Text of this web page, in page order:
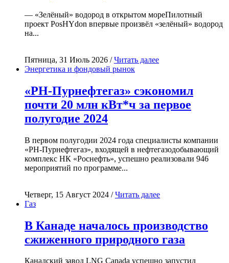
— «Зелёный» водород в открытом мореПилотный
проект PosHYdon впервые произвёл «зелёный» водород
на...
Пятница, 31 Июль 2026 /Читать далее
Энергетика и фондовый рынок
«РН-Пурнефтегаз» сэкономил
почти 20 млн кВт*ч за первое
полугодие 2024
В первом полугодии 2024 года специалисты компании
«РН-Пурнефтегаз», входящей в нефтегазодобывающий
комплекс НК «Роснефть», успешно реализовали 946
мероприятий по программе...
Четверг, 15 Август 2024 /Читать далее
Газ
В Канаде началось производство
сжиженного природного газа
Канадский завод LNG Canada успешно запустил